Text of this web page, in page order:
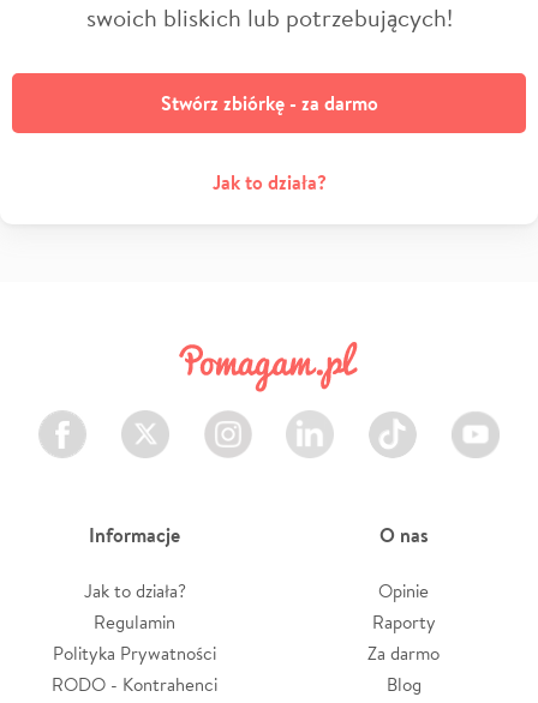
swoich bliskich lub potrzebujących!
Stwórz zbiórkę - za darmo
Jak to działa?
Facebook Twitter Instagram LinkedIn TikTok Youtube
Informacje
Jak to działa?
Regulamin
Polityka Prywatności
RODO - Kontrahenci
O nas
Opinie
Raporty
Za darmo
Blog